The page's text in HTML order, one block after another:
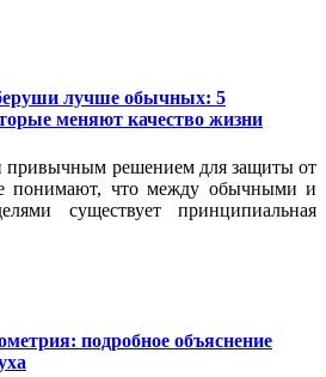
лучше обычных: 5
меняют качество жизни
привычным решением для защиты от
понимают, что между обычными и
существует принципиальная
подробное объяснение